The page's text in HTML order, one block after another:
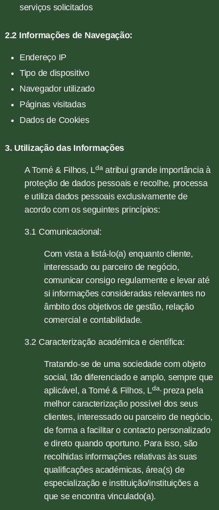
serviços solicitados
2.2 Informações de Navegação:
Endereço IP
Tipo de dispositivo
Navegador utilizado
Páginas visitadas
Dados de Cookies
3. Utilização das Informações
A Tomé & Filhos, Ldaatribui grande importância à
proteção de dados pessoais e recolhe, processa
e utiliza dados pessoais exclusivamente de
acordo com os seguintes princípios:
3.1 Comunicacional:
Com vista a listá-lo(a) enquanto cliente,
interessado ou parceiro de negócio,
comunicar consigo regularmente e levar até
si informações consideradas relevantes no
âmbito dos objetivos de gestão, relação
comercial e contabilidade.
3.2 Caracterização académica e científica:
Tratando-se de uma sociedade com objeto
social, tão diferenciado e amplo, sempre que
aplicável, a Tomé & Filhos, Lda, preza pela
melhor caracterização possível dos seus
clientes, interessado ou parceiro de negócio,
de forma a facilitar o contacto personalizado
e direto quando oportuno. Para isso, são
recolhidas informações relativas às suas
qualificações académicas, área(s) de
especialização e instituição/instituições a
que se encontra vinculado(a).